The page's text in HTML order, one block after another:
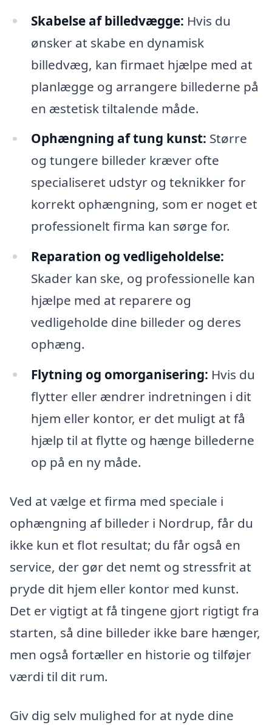
Skabelse af billedvægge: Hvis du
ønsker at skabe en dynamisk
billedvæg, kan firmaet hjælpe med at
planlægge og arrangere billederne på
en æstetisk tiltalende måde.
Ophængning af tung kunst: Større
og tungere billeder kræver ofte
specialiseret udstyr og teknikker for
korrekt ophængning, som er noget et
professionelt firma kan sørge for.
Reparation og vedligeholdelse:
Skader kan ske, og professionelle kan
hjælpe med at reparere og
vedligeholde dine billeder og deres
ophæng.
Flytning og omorganisering: Hvis du
flytter eller ændrer indretningen i dit
hjem eller kontor, er det muligt at få
hjælp til at flytte og hænge billederne
op på en ny måde.
Ved at vælge et firma med speciale i
ophængning af billeder i Nordrup, får du
ikke kun et flot resultat; du får også en
service, der gør det nemt og stressfrit at
pryde dit hjem eller kontor med kunst.
Det er vigtigt at få tingene gjort rigtigt fra
starten, så dine billeder ikke bare hænger,
men også fortæller en historie og tilføjer
værdi til dit rum.
Giv dig selv mulighed for at nyde dine